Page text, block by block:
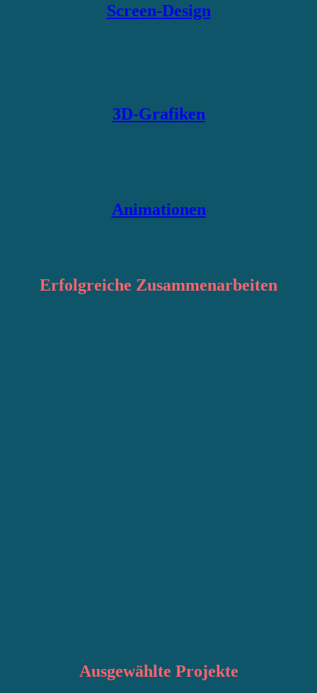
Screen-Design
3D-Grafiken
Animationen
Erfolgreiche Zusammenarbeiten
Ausgewählte Projekte